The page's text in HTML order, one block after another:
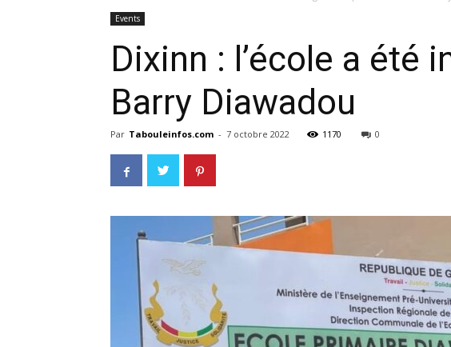
Events
Dixinn : l’école a été
Barry Diawadou
Par Tabouleinfos.com - 7 octobre 2022 1170 0